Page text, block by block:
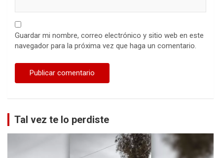
Guardar mi nombre, correo electrónico y sitio web en este
navegador para la próxima vez que haga un comentario.
Tal vez te lo perdiste